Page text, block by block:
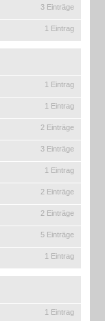
3 Einträge
1 Eintrag
1 Eintrag
1 Eintrag
2 Einträge
3 Einträge
1 Eintrag
2 Einträge
2 Einträge
5 Einträge
1 Eintrag
1 Eintrag